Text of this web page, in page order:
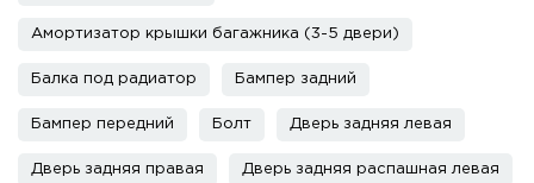
Амортизатор крышки багажника (3-5 двери)
Балка под радиатор Бампер задний
Бампер передний Болт Дверь задняя левая
Дверь задняя правая Дверь задняя распашная левая